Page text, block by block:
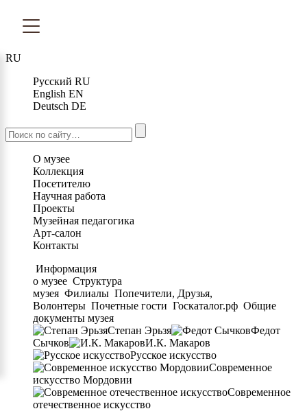
RU
Русский RU
English EN
Deutsch DE
О музее
Коллекция
Посетителю
Научная работа
Проекты
Музейная педагогика
Арт-салон
Контакты
Информация
о музее Структура
музея Филиалы Попечители, Друзья,
Волонтеры Почетные гости Госкаталог.рф Общие
документы музея
Степан Эрьзя
Федот
Сычков
И.К. Макаров
Русское искусство
Современное
искусство Мордовии
Современное
отечественное искусство